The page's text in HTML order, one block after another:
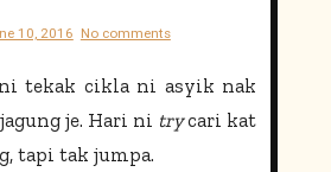
10, 2016 No comments
tekak cikla ni asyik nak
je. Hari ni trycari kat
tapi tak jumpa.